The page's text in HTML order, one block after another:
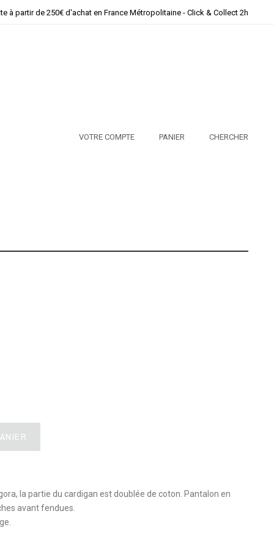
à partir de 250€ d'achat en France Métropolitaine - Click & Collect 2h
VOTRE COMPTE PANIER CHERCHER
la partie du cardigan est doublée de coton. Pantalon en
avant fendues.